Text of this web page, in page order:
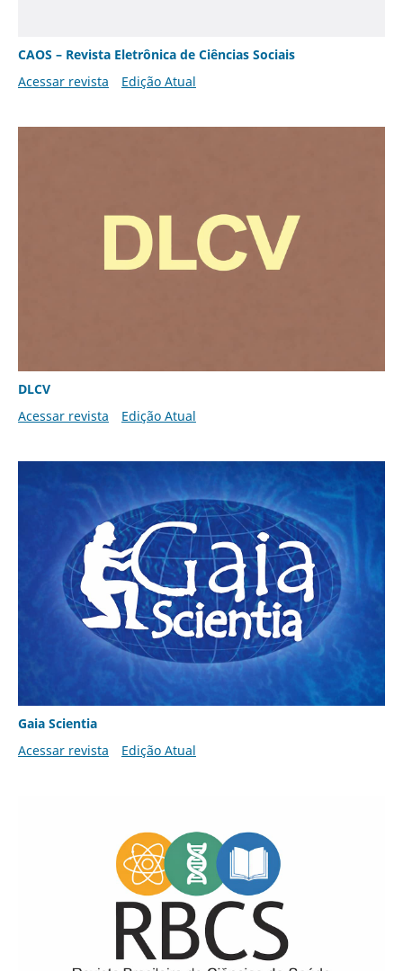
CAOS – Revista Eletrônica de Ciências Sociais
Acessar revista
Edição Atual
DLCV
Acessar revista
Edição Atual
Gaia Scientia
Acessar revista
Edição Atual